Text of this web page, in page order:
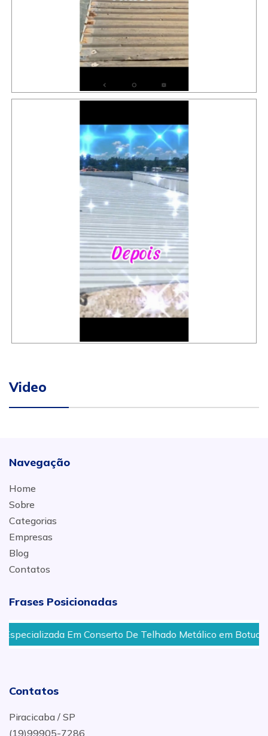
Video
Navegação
Home
Sobre
Categorias
Empresas
Blog
Contatos
Frases Posicionadas
Em Conserto De Telhado Metálico em Botucatu - SP
Contatos
Piracicaba / SP
(19)99905-7286